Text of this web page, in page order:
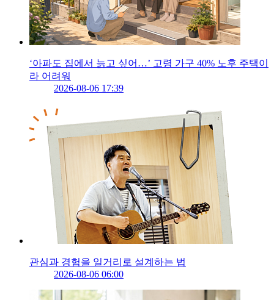
‘아파도 집에서 늙고 싶어…’ 고령 가구 40% 노후 주택이
라 어려워
2026-08-06 17:39
관심과 경험을 일거리로 설계하는 법
2026-08-06 06:00